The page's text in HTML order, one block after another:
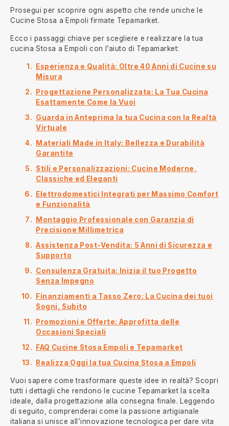
Prosegui per scoprire ogni aspetto che rende uniche le
Cucine Stosa a Empoli firmate Tepamarket.
Ecco i passaggi chiave per scegliere e realizzare la tua
cucina Stosa a Empoli con l’aiuto di Tepamarket:
Esperienza e Qualità: Oltre 40 Anni di Cucine su
Misura
Progettazione Personalizzata: La Tua Cucina
Esattamente Come la Vuoi
Guarda in Anteprima la tua Cucina con la Realtà
Virtuale
Materiali Made in Italy: Bellezza e Durabilità
Garantite
Stili e Personalizzazioni: Cucine Moderne,
Classiche ed Eleganti
Elettrodomestici Integrati per Massimo Comfort
e Funzionalità
Montaggio Professionale con Garanzia di
Precisione Millimetrica
Assistenza Post-Vendita: 5 Anni di Sicurezza e
Supporto
Consulenza Gratuita: Inizia il tuo Progetto
Senza Impegno
Finanziamenti a Tasso Zero: La Cucina dei tuoi
Sogni, Subito
Promozioni e Offerte: Approfitta delle
Occasioni Speciali
FAQ Cucine Stosa Empoli e Tepamarket
Realizza Oggi la tua Cucina Stosa a Empoli
Vuoi sapere come trasformare queste idee in realtà? Scopri
tutti i dettagli che rendono le cucine Tepamarket la scelta
ideale, dalla progettazione alla consegna finale. Leggendo
di seguito, comprenderai come la passione artigianale
italiana si unisce all’innovazione tecnologica per dare vita